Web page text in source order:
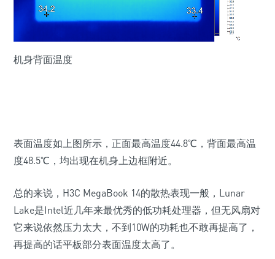
机身背面温度
表面温度如上图所示，正面最高温度44.8℃，背面最高温
度48.5℃，均出现在机身上边框附近。
总的来说，H3C MegaBook 14的散热表现一般，Lunar
Lake是Intel近几年来最优秀的低功耗处理器，但无风扇对
它来说依然压力太大，不到10W的功耗也不敢再提高了，
再提高的话平板部分表面温度太高了。